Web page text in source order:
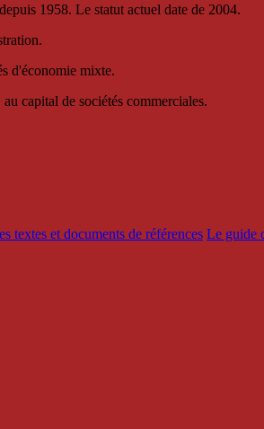
1958. Le statut actuel date de 2004.
d'économie mixte.
capital de sociétés commerciales.
textes et documents de références Le guide